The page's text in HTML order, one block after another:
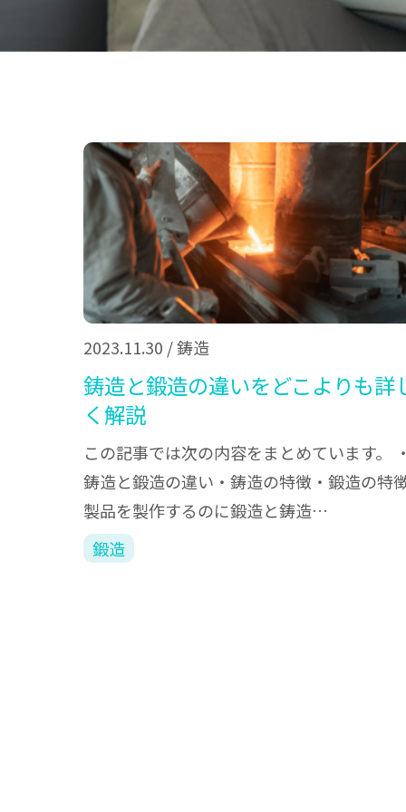
2023.11.30 /鋳造
鋳造と鍛造の違いをどこよりも詳
く解説
この記事では次の内容をまとめています。
鋳造と鍛造の違い・鋳造の特徴・鍛造の特
製品を製作するのに鍛造と鋳造…
鍛造